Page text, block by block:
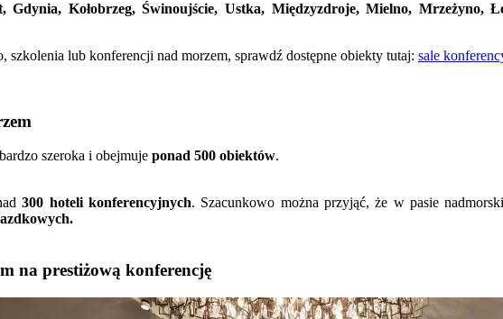
Gdynia, Kołobrzeg, Świnoujście, Ustka, Międzyzdroje, Mielno, Mrzeżyno,
szkolenia lub konferencji nad morzem, sprawdź dostępne obiekty tutaj: sale
szeroka i obejmuje ponad 500 obiektów.
300 hoteli konferencyjnych. Szacunkowo można przyjąć, że w pasie
na prestiżową konferencję